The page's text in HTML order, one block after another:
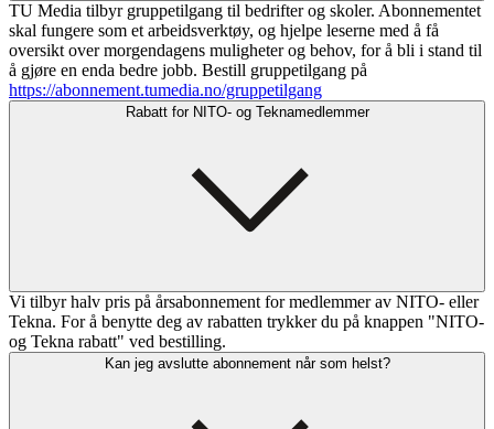
TU Media tilbyr gruppetilgang til bedrifter og skoler. Abonnementet
skal fungere som et arbeidsverktøy, og hjelpe leserne med å få
oversikt over morgendagens muligheter og behov, for å bli i stand til
å gjøre en enda bedre jobb. Bestill gruppetilgang på
https://abonnement.tumedia.no/gruppetilgang
Rabatt for NITO- og Teknamedlemmer
Vi tilbyr halv pris på årsabonnement for medlemmer av NITO- eller
Tekna. For å benytte deg av rabatten trykker du på knappen "NITO-
og Tekna rabatt" ved bestilling.
Kan jeg avslutte abonnement når som helst?